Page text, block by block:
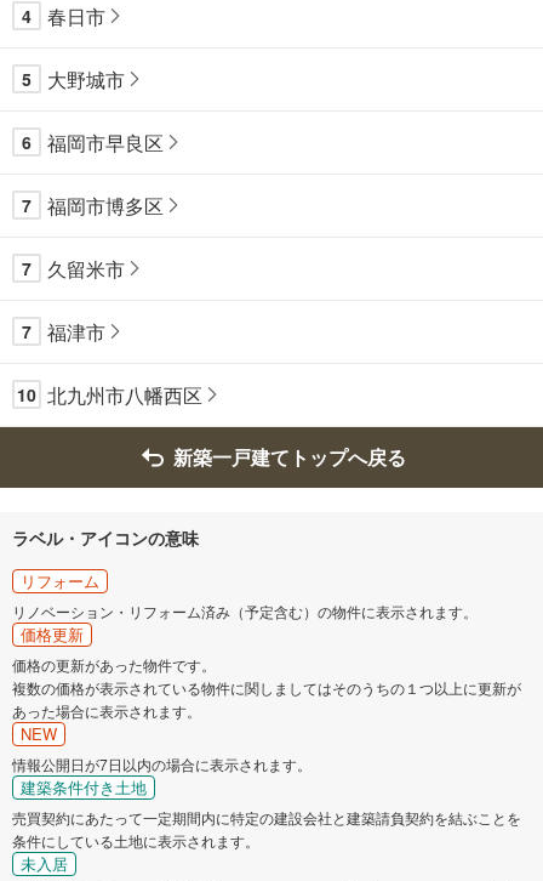
4 春日市
5 大野城市
6 福岡市早良区
7 福岡市博多区
7 久留米市
7 福津市
10 北九州市八幡西区
新築一戸建てトップへ戻る
ラベル・アイコンの意味
リフォーム
リノベーション・リフォーム済み（予定含む）の物件に表示されます。
価格更新
価格の更新があった物件です。
複数の価格が表示されている物件に関しましてはそのうちの１つ以上に更新が
あった場合に表示されます。
NEW
情報公開日が7日以内の場合に表示されます。
建築条件付き土地
売買契約にあたって一定期間内に特定の建設会社と建築請負契約を結ぶことを
条件にしている土地に表示されます。
未入居